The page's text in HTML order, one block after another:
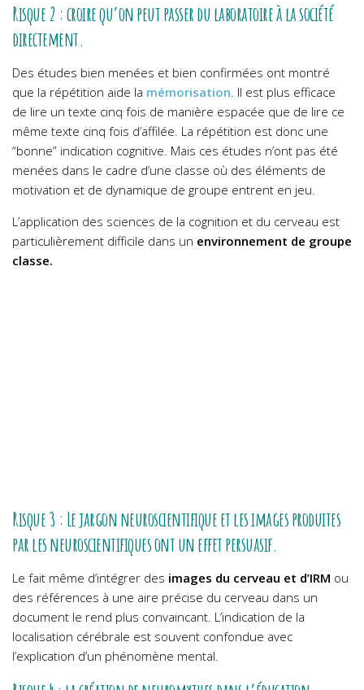
Risque 2 : croire qu’on peut passer du laboratoire à la société
directement.
Des études bien menées et bien confirmées ont montré
que la répétition aide la mémorisation. Il est plus efficace
de lire un texte cinq fois de manière espacée que de lire ce
même texte cinq fois d’affilée. La répétition est donc une
“bonne” indication cognitive. Mais ces études n’ont pas été
menées dans le cadre d’une classe où des éléments de
motivation et de dynamique de groupe entrent en jeu.
L’application des sciences de la cognition et du cerveau est
particulièrement difficile dans un environnement de groupe
classe.
Risque 3 : Le jargon neuroscientifique et les images produites
par les neuroscientifiques ont un effet persuasif.
Le fait même d’intégrer des images du cerveau et d’IRM ou
des références à une aire précise du cerveau dans un
document le rend plus convaincant. L’indication de la
localisation cérébrale est souvent confondue avec
l’explication d’un phénomène mental.